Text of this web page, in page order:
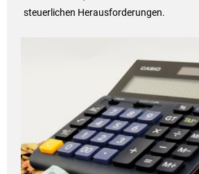
steuerlichen Herausforderungen.